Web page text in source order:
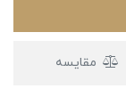
مقایسه